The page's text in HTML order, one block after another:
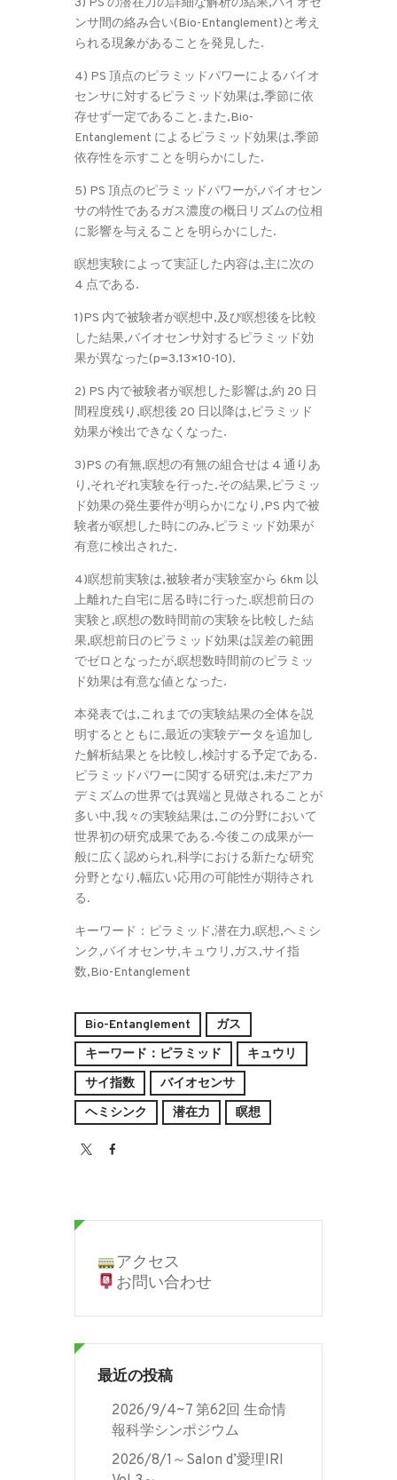
3) PS の潜在力の詳細な解析の結果,バイオセ
ンサ間の絡み合い(Bio-Entanglement)と考え
られる現象があることを発見した.
4) PS 頂点のピラミッドパワーによるバイオ
センサに対するピラミッド効果は,季節に依
存せず一定であること.また,Bio-
Entanglement によるピラミッド効果は,季節
依存性を示すことを明らかにした.
5) PS 頂点のピラミッドパワーが,バイオセン
サの特性であるガス濃度の概日リズムの位相
に影響を与えることを明らかにした.
瞑想実験によって実証した内容は,主に次の
4 点である.
1)PS 内で被験者が瞑想中,及び瞑想後を比較
した結果,バイオセンサ対するピラミッド効
果が異なった(p=3.13×10-10).
2) PS 内で被験者が瞑想した影響は,約 20 日
間程度残り,瞑想後 20 日以降は,ピラミッド
効果が検出できなくなった.
3)PS の有無,瞑想の有無の組合せは 4 通りあ
り,それぞれ実験を行った.その結果,ピラミッ
ド効果の発生要件が明らかになり,PS 内で被
験者が瞑想した時にのみ,ピラミッド効果が
有意に検出された.
4)瞑想前実験は,被験者が実験室から 6km 以
上離れた自宅に居る時に行った.瞑想前日の
実験と,瞑想の数時間前の実験を比較した結
果,瞑想前日のピラミッド効果は誤差の範囲
でゼロとなったが,瞑想数時間前のピラミッ
ド効果は有意な値となった.
本発表では,これまでの実験結果の全体を説
明するとともに,最近の実験データを追加し
た解析結果とを比較し,検討する予定である.
ピラミッドパワーに関する研究は,未だアカ
デミズムの世界では異端と見做されることが
多い中,我々の実験結果は,この分野において
世界初の研究成果である.今後この成果が一
般に広く認められ,科学における新たな研究
分野となり,幅広い応用の可能性が期待され
る.
キーワード：ピラミッド,潜在力,瞑想,ヘミシ
ンク,バイオセンサ,キュウリ,ガス,サイ指
数,Bio-Entanglement
Bio-Entanglement
ガス
キーワード：ピラミッド
キュウリ
サイ指数
バイオセンサ
ヘミシンク
潜在力 瞑想
アクセス
お問い合わせ
最近の投稿
2026/9/4~7 第62回 生命情
報科学シンポジウム
2026/8/1～Salon d’愛理IRI